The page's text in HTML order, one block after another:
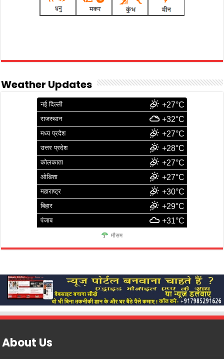
Weather Updates
नई दिल्ली +27°C
राजस्थान +32°C
मध्य प्रदेश +27°C
उत्तर प्रदेश +28°C
कोलकाता +27°C
ओडिशा +27°C
महाराष्ट्र +30°C
बिहार +29°C
पंजाब +31°C
मौसम
About Us